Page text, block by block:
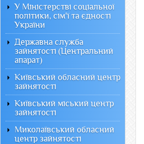
У Міністерстві соціальної
політики, сім'ї та єдності
України
Державна служба
зайнятості (Центральний
апарат)
Київський обласний центр
зайнятості
Київський міський центр
зайнятості
Миколаївський обласний
центр зайнятості